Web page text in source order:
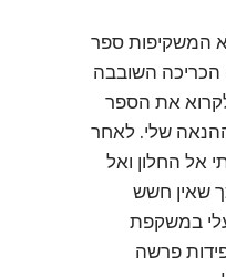
המשקיפות ספר
הכריכה השובבה
לקרוא את הספר
שלי. לאחר
אל החלון ואל
שאין חשש
במשקפת
פרשה